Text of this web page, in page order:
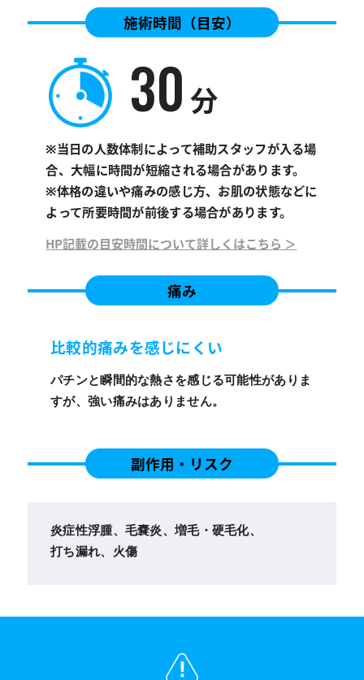
施術時間（目安）
30 分
※当日の人数体制によって補助スタッフが入る場
合、大幅に時間が短縮される場合があります。
※体格の違いや痛みの感じ方、お肌の状態などに
よって所要時間が前後する場合があります。
HP記載の目安時間について詳しくはこちら ＞
痛み
比較的痛みを感じにくい
パチンと瞬間的な熱さを感じる可能性がありま
すが、強い痛みはありません。
副作用・リスク
炎症性浮腫、毛嚢炎、増毛・硬毛化、
打ち漏れ、火傷